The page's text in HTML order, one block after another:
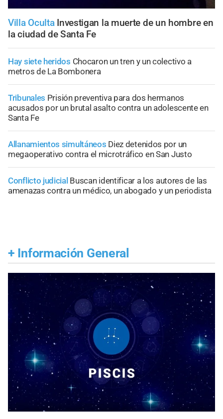
Villa Oculta Investigan la muerte de un hombre en
la ciudad de Santa Fe
Hay siete heridos Chocaron un tren y un colectivo a
metros de La Bombonera
Tribunales Prisión preventiva para dos hermanos
acusados por un brutal asalto contra un adolescente en
Santa Fe
Allanamientos simultáneos Diez detenidos por un
megaoperativo contra el microtráfico en San Justo
Conflicto judicial Buscan identificar a los autores de las
amenazas contra un médico, un abogado y un periodista
+ Información General